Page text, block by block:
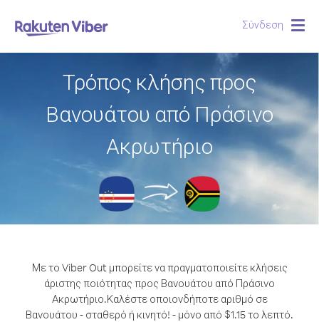
Σύνδεση
Τρόπος κλήσης προς
Βανουάτου από Πράσινο
Ακρωτήριο
Με το Viber Out μπορείτε να πραγματοποιείτε κλήσεις
άριστης ποιότητας προς Βανουάτου από Πράσινο
Ακρωτήριο.Καλέστε οποιονδήποτε αριθμό σε
Βανουάτου - σταθερό ή κινητό! - μόνο από $1.15 το λεπτό.